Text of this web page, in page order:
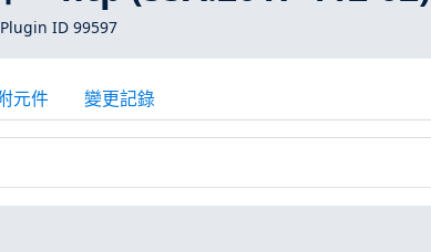
ID 99597
元件 變更記錄